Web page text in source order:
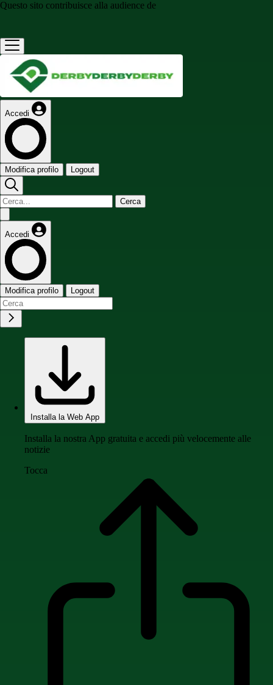
Questo sito contribuisce alla audience de
Accedi
Modifica profilo Logout
Cerca
Accedi
Modifica profilo Logout
Installa la Web App
Installa la nostra App gratuita e accedi più velocemente alle
notizie
Tocca